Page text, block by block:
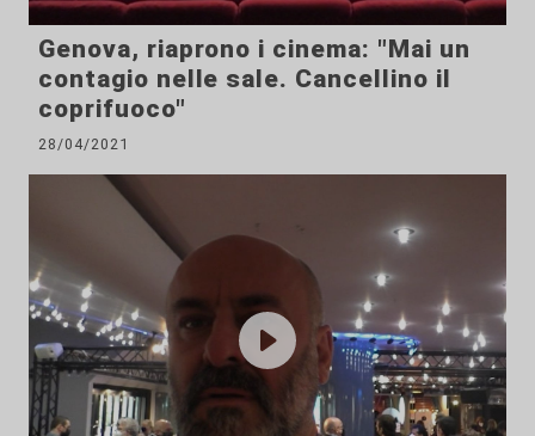
Genova, riaprono i cinema: "Mai un
contagio nelle sale. Cancellino il
coprifuoco"
28/04/2021